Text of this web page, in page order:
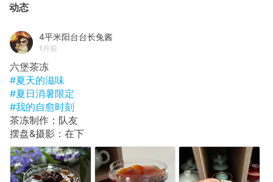
动态
4平米阳台台长兔酱
1月前
六堡茶冻
#夏天的滋味
#夏日消暑限定
#我的自愈时刻
茶冻制作：队友
摆盘&摄影：在下